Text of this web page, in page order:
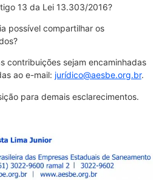
13 da Lei 13.303/2016?
possível compartilhar os
contribuições sejam encaminhadas
ao e-mail: jurídico@aesbe.org.br.
para demais esclarecimentos.